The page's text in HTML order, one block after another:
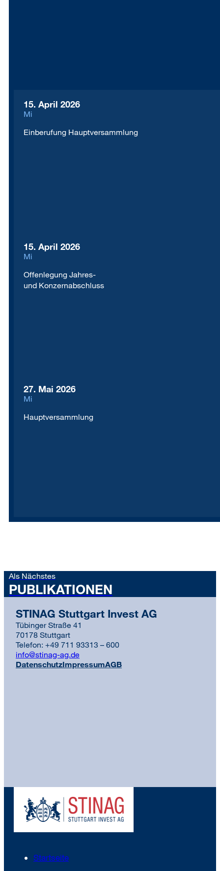
15. April 2026
Mi
Einberufung Hauptversammlung
15. April 2026
Mi
Offenlegung Jahres-
und Konzernabschluss
27. Mai 2026
Mi
Hauptversammlung
Als Nächstes
PUBLIKATIONEN
STINAG Stuttgart Invest AG
Tübinger Straße 41
70178 Stuttgart
Telefon: +49 711 93313 – 600
info@stinag-ag.de
DatenschutzImpressumAGB
Startseite